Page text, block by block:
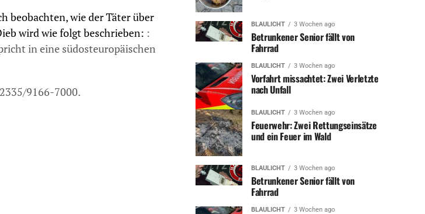
beobachten, wie der Täter über
wird wie folgt beschrieben: :
in eine südosteuropäischen
9166-7000.
BLAULICHT 3 Wochen ago
Betrunkener Senior fällt von
Fahrrad
BLAULICHT 3 Wochen ago
Vorfahrt missachtet: Zwei Verletzte
nach Unfall
BLAULICHT 3 Wochen ago
Feuerwehr: Zwei Rettungseinsätze
und ein Feuer im Wald
BLAULICHT 3 Wochen ago
Betrunkener Senior fällt von
Fahrrad
BLAULICHT 3 Wochen ago